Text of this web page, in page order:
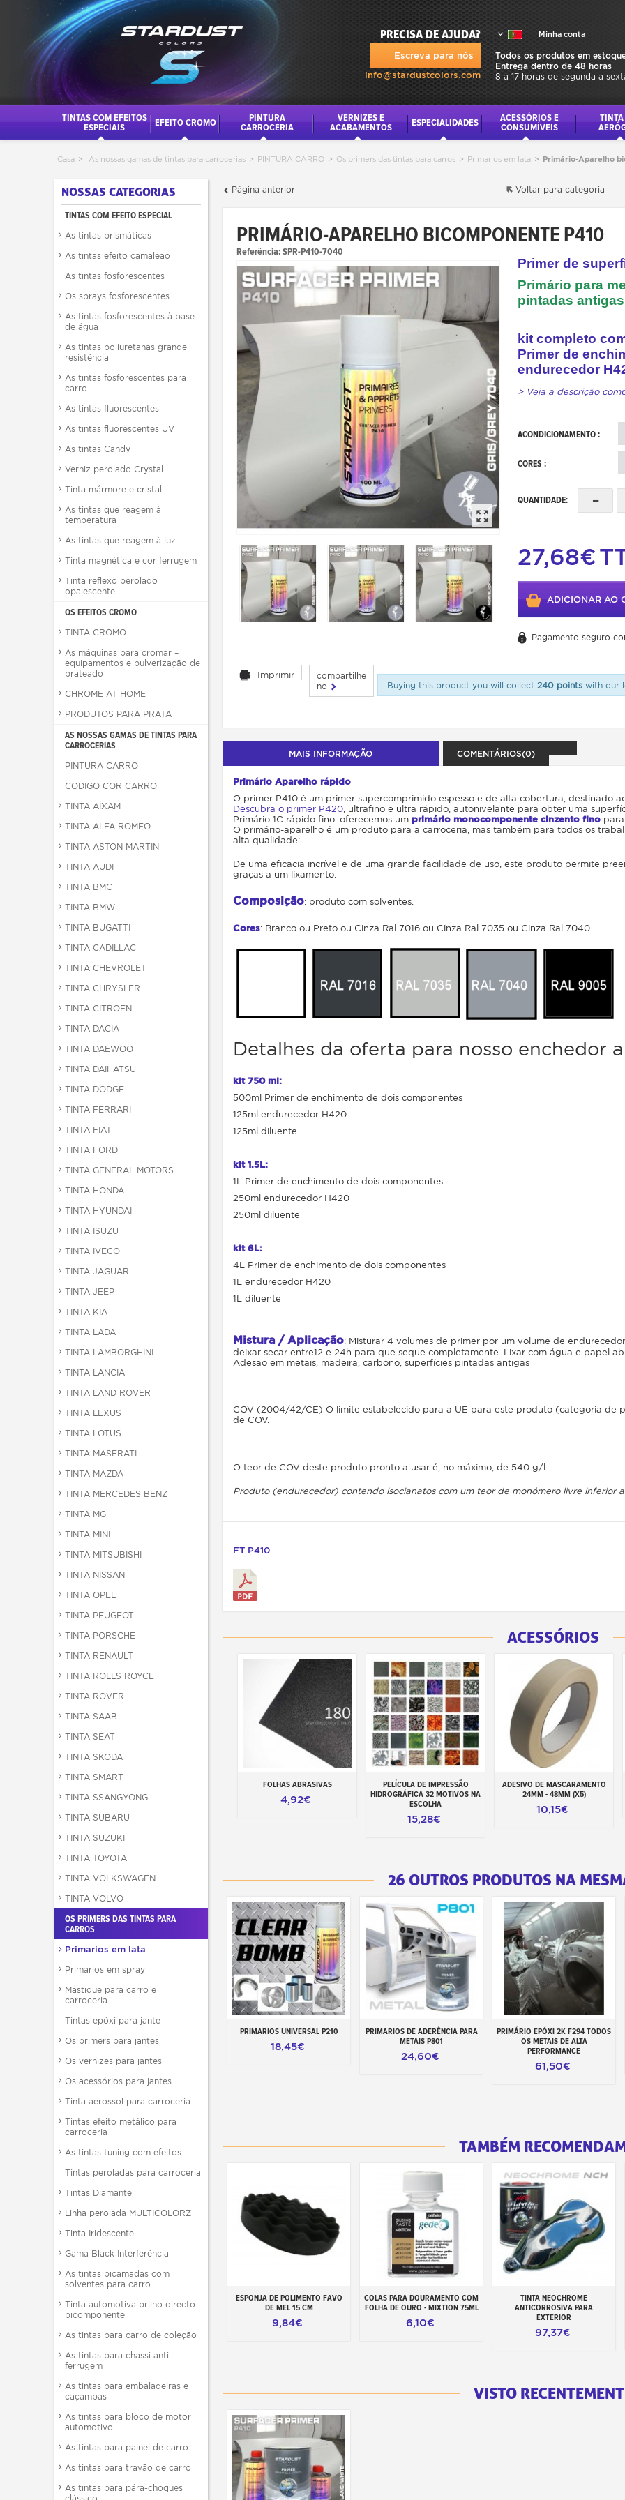
PRECISA DE AJUDA?
Escreva para nós
info@stardustcolors.com
Minha conta
Todos os produtos em
Entrega dentro de 48 horas
8 a 17 horas de segunda a
TINTAS COM EFEITOS
ESPECIAIS
EFEITO CROMO
PINTURA
CARROCERIA
VERNIZES E
ACABAMENTOS
ESPECIALIDADES
ACESSÓRIOS E
CONSUMÍVEIS
TINTA
Casa > As nossas gamas de tintas para carrocerias > PINTURA CARRO > Os primers das tintas para carros > Primarios em lata > Primário-Aparelho
NOSSAS CATEGORIAS
TINTAS COM EFEITO ESPECIAL
As tintas prismáticas
As tintas efeito camaleão
As tintas fosforescentes
Os sprays fosforescentes
As tintas fosforescentes à base
de água
As tintas poliuretanas grande
resistência
As tintas fosforescentes para
carro
As tintas fluorescentes
As tintas fluorescentes UV
As tintas Candy
Verniz perolado Crystal
Tinta mármore e cristal
As tintas que reagem à
temperatura
As tintas que reagem à luz
Tinta magnética e cor ferrugem
Tinta reflexo perolado
opalescente
OS EFEITOS CROMO
TINTA CROMO
As máquinas para cromar –
equipamentos e pulverização de
prateado
CHROME AT HOME
PRODUTOS PARA PRATA
AS NOSSAS GAMAS DE TINTAS PARA
CARROCERIAS
PINTURA CARRO
CODIGO COR CARRO
TINTA AIXAM
TINTA ALFA ROMEO
TINTA ASTON MARTIN
TINTA AUDI
TINTA BMC
TINTA BMW
TINTA BUGATTI
TINTA CADILLAC
TINTA CHEVROLET
TINTA CHRYSLER
TINTA CITROEN
TINTA DACIA
TINTA DAEWOO
TINTA DAIHATSU
TINTA DODGE
TINTA FERRARI
TINTA FIAT
TINTA FORD
TINTA GENERAL MOTORS
TINTA HONDA
TINTA HYUNDAI
TINTA ISUZU
TINTA IVECO
TINTA JAGUAR
TINTA JEEP
TINTA KIA
TINTA LADA
TINTA LAMBORGHINI
TINTA LANCIA
TINTA LAND ROVER
TINTA LEXUS
TINTA LOTUS
TINTA MASERATI
TINTA MAZDA
TINTA MERCEDES BENZ
TINTA MG
TINTA MINI
TINTA MITSUBISHI
TINTA NISSAN
TINTA OPEL
TINTA PEUGEOT
TINTA PORSCHE
TINTA RENAULT
TINTA ROLLS ROYCE
TINTA ROVER
TINTA SAAB
TINTA SEAT
TINTA SKODA
TINTA SMART
TINTA SSANGYONG
TINTA SUBARU
TINTA SUZUKI
TINTA TOYOTA
TINTA VOLKSWAGEN
TINTA VOLVO
OS PRIMERS DAS TINTAS PARA
CARROS
Primarios em lata
Primarios em spray
Mástique para carro e
carroceria
Tintas epóxi para jante
Os primers para jantes
Os vernizes para jantes
Os acessórios para jantes
Tinta aerossol para carroceria
Tintas efeito metálico para
carroceria
As tintas tuning com efeitos
Tintas peroladas para carroceria
Tintas Diamante
Linha perolada MULTICOLORZ
Tinta Iridescente
Gama Black Interferência
As tintas bicamadas com
solventes para carro
Tinta automotiva brilho directo
bicomponente
As tintas para carro de coleção
As tintas para chassi anti-
ferrugem
As tintas para embaladeiras e
caçambas
As tintas para bloco de motor
automotivo
As tintas para painel de carro
As tintas para travão de carro
As tintas para pára-choques
Página anterior Voltar para categoria
PRIMÁRIO-APARELHO BICOMPONENTE P410
Referência:SPR-P410-7040
Primer de
Primário para
pintadas antigas
kit completo
Primer de
endurecedor
> Veja a descrição
ACONDICIONAMENTO :
CORES :
QUANTIDADE: -
27,68€
ADICIONAR AO
Pagamento seguro
Imprimir
compartilhe
no
Buying this product you will collect 240 pointswith our
MAIS INFORMAÇÃO COMENTÁRIOS(0)
Primário Aparelho rápido
O primer P410 é um primer supercomprimido espesso e de alta cobertura, destinado
Descubra o primer P420, ultrafino e ultra rápido, autonivelante para obter uma
Primário 1C rápido fino: oferecemos um primário monocomponente cinzento fino
O primário-aparelho é um produto para a carroceria, mas também para todos os
alta qualidade:
De uma eficacia incrível e de uma grande facilidade de uso, este produto permite
graças a um lixamento.
Composição: produto com solventes.
Cores: Branco ou Preto ou Cinza Ral 7016 ou Cinza Ral 7035 ou Cinza Ral 7040
Detalhes da oferta para nosso enchedor
kit 750 ml:
500ml Primer de enchimento de dois componentes
125ml endurecedor H420
125ml diluente
kit 1.5L:
1L Primer de enchimento de dois componentes
250ml endurecedor H420
250ml diluente
kit 6L:
4L Primer de enchimento de dois componentes
1L endurecedor H420
1L diluente
Mistura / Aplicação: Misturar 4 volumes de primer por um volume de
deixar secar entre12 e 24h para que seque completamente. Lixar com água e papel
Adesão em metais, madeira, carbono, superfícies pintadas antigas
COV (2004/42/CE) O limite estabelecido para a UE para este produto (categoria de
de COV.
O teor de COV deste produto pronto a usar é, no máximo, de 540 g/l.
Produto (endurecedor) contendo isocianatos com um teor de monómero livre inferior
FT P410
ACESSÓRIOS
Adicionar ao carrinho
FOLHAS ABRASIVAS
4,92€
Adicionar ao carrinho
PELÍCULA DE IMPRESSÃO
HIDROGRÁFICA 32 MOTIVOS NA
ESCOLHA
15,28€
Adicionar ao carrinho
ADESIVO DE MASCARAMENTO
24MM - 48MM (X5)
10,15€
26 OUTROS PRODUTOS NA
Adicionar ao carrinho
PRIMARIOS UNIVERSAL P210
18,45€
Adicionar ao carrinho
PRIMARIOS DE ADERÊNCIA PARA
METAIS P801
24,60€
Adicionar ao carrinho
PRIMÁRIO EPÓXI 2K F294 TODOS
OS METAIS DE ALTA
PERFORMANCE
61,50€
TAMBÉM
Adicionar ao carrinho
ESPONJA DE POLIMENTO FAVO
DE MEL 15 CM
9,84€
Adicionar ao carrinho
COLAS PARA DOURAMENTO COM
FOLHA DE OURO - MIXTION 75ML
6,10€
Adicionar ao carrinho
TINTA NEOCHROME
ANTICORROSIVA PARA
EXTERIOR
97,37€
VISTO